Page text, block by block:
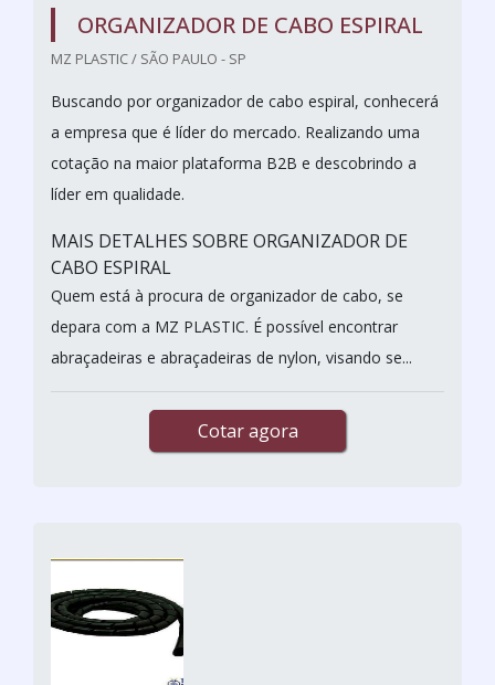
ORGANIZADOR DE CABO ESPIRAL
MZ PLASTIC / SÃO PAULO - SP
Buscando por organizador de cabo espiral, conhecerá
a empresa que é líder do mercado. Realizando uma
cotação na maior plataforma B2B e descobrindo a
líder em qualidade.
MAIS DETALHES SOBRE ORGANIZADOR DE
CABO ESPIRAL
Quem está à procura de organizador de cabo, se
depara com a MZ PLASTIC. É possível encontrar
abraçadeiras e abraçadeiras de nylon, visando se...
Cotar agora